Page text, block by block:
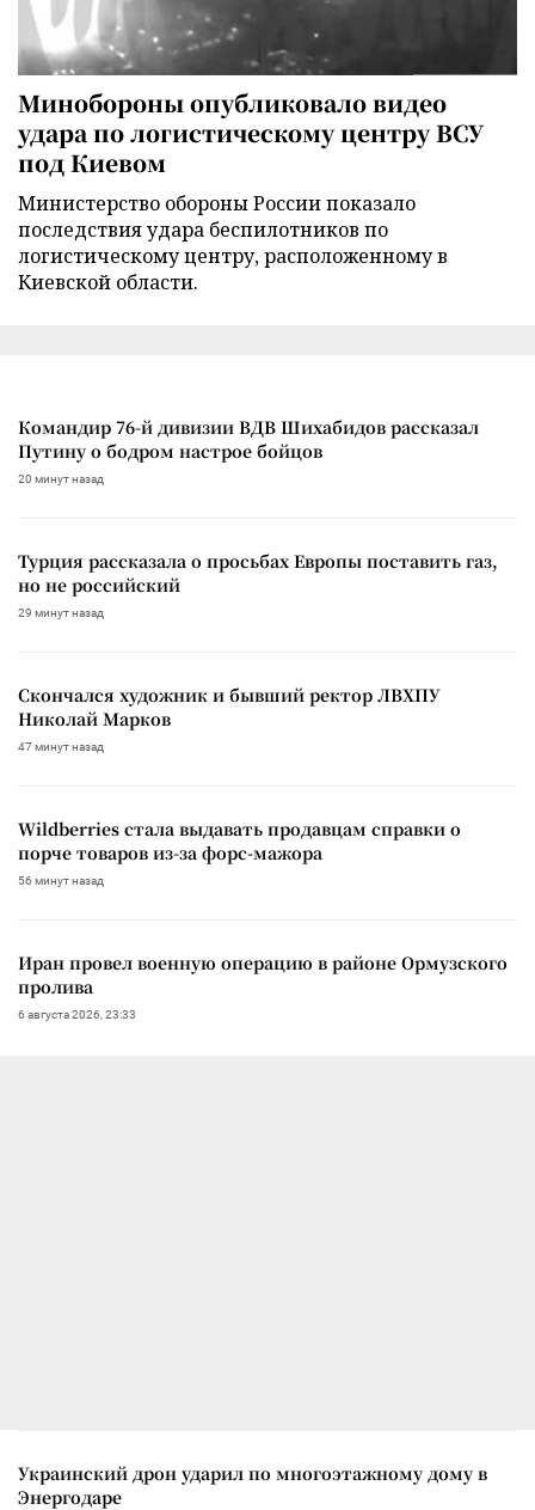
Минобороны опубликовало видео
удара по логистическому центру ВСУ
под Киевом
Министерство обороны России показало
последствия удара беспилотников по
логистическому центру, расположенному в
Киевской области.
Командир 76-й дивизии ВДВ Шихабидов рассказал
Путину о бодром настрое бойцов
20 минут назад
Турция рассказала о просьбах Европы поставить газ,
но не российский
29 минут назад
Скончался художник и бывший ректор ЛВХПУ
Николай Марков
47 минут назад
Wildberries стала выдавать продавцам справки о
порче товаров из-за форс-мажора
56 минут назад
Иран провел военную операцию в районе Ормузского
пролива
6 августа 2026, 23:33
Украинский дрон ударил по многоэтажному дому в
Энергодаре